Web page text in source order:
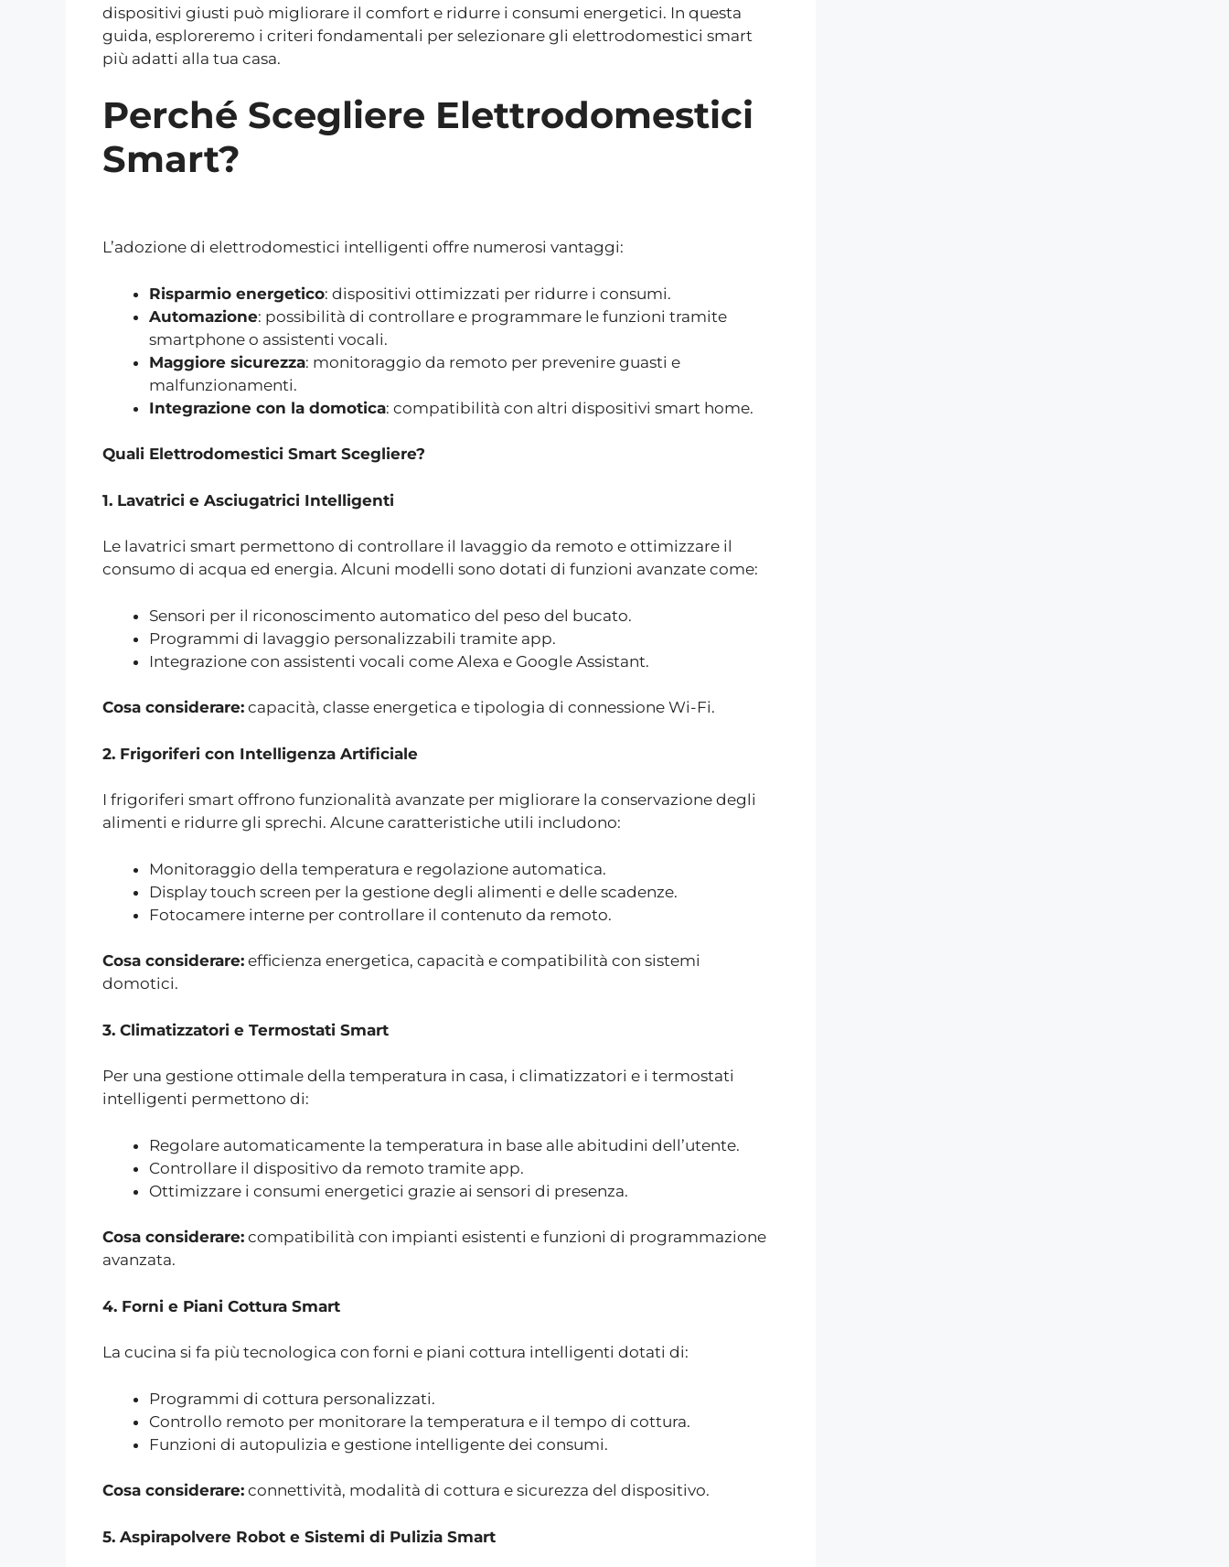
dispositivi giusti può migliorare il comfort e ridurre i consumi energetici. In questa
guida, esploreremo i criteri fondamentali per selezionare gli elettrodomestici smart
più adatti alla tua casa.
Perché Scegliere Elettrodomestici
Smart?
L’adozione di elettrodomestici intelligenti offre numerosi vantaggi:
Risparmio energetico: dispositivi ottimizzati per ridurre i consumi.
Automazione: possibilità di controllare e programmare le funzioni tramite
smartphone o assistenti vocali.
Maggiore sicurezza: monitoraggio da remoto per prevenire guasti e
malfunzionamenti.
Integrazione con la domotica: compatibilità con altri dispositivi smart home.
Quali Elettrodomestici Smart Scegliere?
1. Lavatrici e Asciugatrici Intelligenti
Le lavatrici smart permettono di controllare il lavaggio da remoto e ottimizzare il
consumo di acqua ed energia. Alcuni modelli sono dotati di funzioni avanzate come:
Sensori per il riconoscimento automatico del peso del bucato.
Programmi di lavaggio personalizzabili tramite app.
Integrazione con assistenti vocali come Alexa e Google Assistant.
Cosa considerare: capacità, classe energetica e tipologia di connessione Wi-Fi.
2. Frigoriferi con Intelligenza Artificiale
I frigoriferi smart offrono funzionalità avanzate per migliorare la conservazione degli
alimenti e ridurre gli sprechi. Alcune caratteristiche utili includono:
Monitoraggio della temperatura e regolazione automatica.
Display touch screen per la gestione degli alimenti e delle scadenze.
Fotocamere interne per controllare il contenuto da remoto.
Cosa considerare: efficienza energetica, capacità e compatibilità con sistemi
domotici.
3. Climatizzatori e Termostati Smart
Per una gestione ottimale della temperatura in casa, i climatizzatori e i termostati
intelligenti permettono di:
Regolare automaticamente la temperatura in base alle abitudini dell’utente.
Controllare il dispositivo da remoto tramite app.
Ottimizzare i consumi energetici grazie ai sensori di presenza.
Cosa considerare: compatibilità con impianti esistenti e funzioni di programmazione
avanzata.
4. Forni e Piani Cottura Smart
La cucina si fa più tecnologica con forni e piani cottura intelligenti dotati di:
Programmi di cottura personalizzati.
Controllo remoto per monitorare la temperatura e il tempo di cottura.
Funzioni di autopulizia e gestione intelligente dei consumi.
Cosa considerare: connettività, modalità di cottura e sicurezza del dispositivo.
5. Aspirapolvere Robot e Sistemi di Pulizia Smart